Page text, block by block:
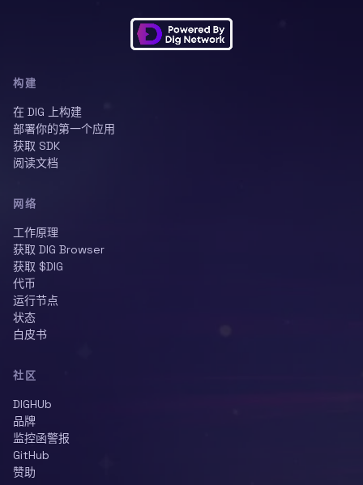
构建
在 DIG 上构建
部署你的第一个应用
获取 SDK
阅读文档
网络
工作原理
获取 DIG Browser
获取 $DIG
代币
运行节点
状态
白皮书
社区
DIGHUb
品牌
监控函警报
GitHub
赞助